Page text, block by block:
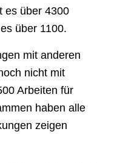
es über 4300
über 1100.
mit anderen
nicht mit
Arbeiten für
haben alle
zeigen